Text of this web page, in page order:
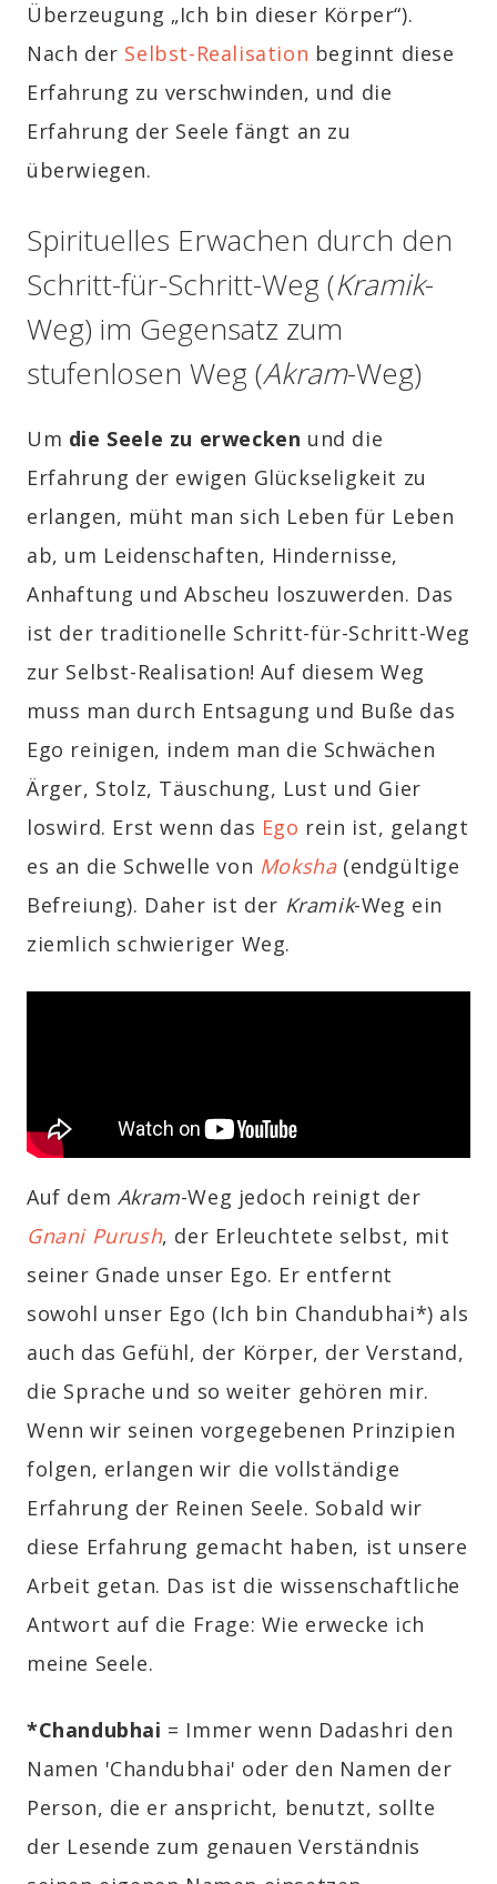
Überzeugung „Ich bin dieser Körper“).
Nach der Selbst-Realisation beginnt diese
Erfahrung zu verschwinden, und die
Erfahrung der Seele fängt an zu
überwiegen.
Spirituelles Erwachen durch den
Schritt-für-Schritt-Weg (Kramik-
Weg) im Gegensatz zum
stufenlosen Weg (Akram-Weg)
Um die Seele zu erwecken und die
Erfahrung der ewigen Glückseligkeit zu
erlangen, müht man sich Leben für Leben
ab, um Leidenschaften, Hindernisse,
Anhaftung und Abscheu loszuwerden. Das
ist der traditionelle Schritt-für-Schritt-Weg
zur Selbst-Realisation! Auf diesem Weg
muss man durch Entsagung und Buße das
Ego reinigen, indem man die Schwächen
Ärger, Stolz, Täuschung, Lust und Gier
loswird. Erst wenn das Ego rein ist, gelangt
es an die Schwelle von Moksha(endgültige
Befreiung). Daher ist der Kramik-Weg ein
ziemlich schwieriger Weg.
Auf dem Akram-Weg jedoch reinigt der
Gnani Purush, der Erleuchtete selbst, mit
seiner Gnade unser Ego. Er entfernt
sowohl unser Ego (Ich bin Chandubhai*) als
auch das Gefühl, der Körper, der Verstand,
die Sprache und so weiter gehören mir.
Wenn wir seinen vorgegebenen Prinzipien
folgen, erlangen wir die vollständige
Erfahrung der Reinen Seele. Sobald wir
diese Erfahrung gemacht haben, ist unsere
Arbeit getan. Das ist die wissenschaftliche
Antwort auf die Frage: Wie erwecke ich
meine Seele.
*Chandubhai = Immer wenn Dadashri den
Namen 'Chandubhai' oder den Namen der
Person, die er anspricht, benutzt, sollte
der Lesende zum genauen Verständnis